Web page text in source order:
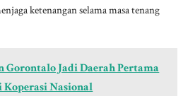
ketenangan selama masa tenang
Gorontalo Jadi Daerah Pertama
Koperasi Nasional